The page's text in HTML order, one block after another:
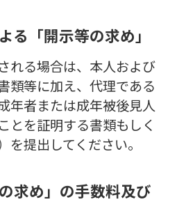
る「開示等の求め」
れる場合は、本人および
類等に加え、代理である
年者または成年被後見人
とを証明する書類もしく
提出してください。
求め」の手数料及び